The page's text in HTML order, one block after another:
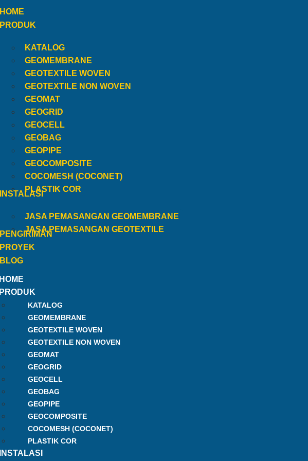
HOME
PRODUK
KATALOG
GEOMEMBRANE
GEOTEXTILE WOVEN
GEOTEXTILE NON WOVEN
GEOMAT
GEOGRID
GEOCELL
GEOBAG
GEOPIPE
GEOCOMPOSITE
COCOMESH (COCONET)
PLASTIK COR
INSTALASI
JASA PEMASANGAN GEOMEMBRANE
JASA PEMASANGAN GEOTEXTILE
PENGIRIMAN
PROYEK
BLOG
HOME
PRODUK
KATALOG
GEOMEMBRANE
GEOTEXTILE WOVEN
GEOTEXTILE NON WOVEN
GEOMAT
GEOGRID
GEOCELL
GEOBAG
GEOPIPE
GEOCOMPOSITE
COCOMESH (COCONET)
PLASTIK COR
INSTALASI